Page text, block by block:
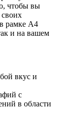
чтобы вы
рамке А4
и на вашем
вкус и
с
в области